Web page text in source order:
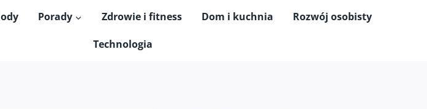
Porady Zdrowie i fitness Dom i kuchnia Rozwój osobisty
Technologia